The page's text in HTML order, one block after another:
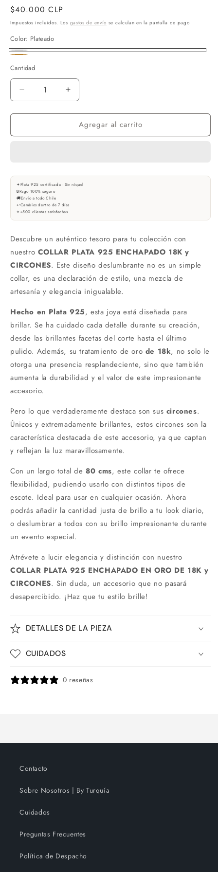
Precio
habitual
$40.000 CLP
Impuestos incluidos. Los gastos de envío se calculan en la pantalla de pago.
Color: Plateado
Plateado
Cantidad
Reducir
cantidad
para
BERGAMA
Aumentar
cantidad
para
COLLAR
BERGAMA
Agregar al carrito
✦Plata 925 certificada · Sin níquel
🔒Pago 100% seguro
🚚Envío a todo Chile
↩Cambios dentro de 7 días
⭐+500 clientas satisfechas
Descubre un auténtico tesoro para tu colección con
nuestro COLLAR PLATA 925 ENCHAPADO 18K y
CIRCONES. Este diseño deslumbrante no es un simple
collar, es una declaración de estilo, una mezcla de
artesanía y elegancia inigualable.
Hecho en Plata 925, esta joya está diseñada para
brillar. Se ha cuidado cada detalle durante su creación,
desde las brillantes facetas del corte hasta el último
pulido. Además, su tratamiento de oro de 18k, no solo le
otorga una presencia resplandeciente, sino que también
aumenta la durabilidad y el valor de este impresionante
accesorio.
Pero lo que verdaderamente destaca son sus circones.
Únicos y extremadamente brillantes, estos circones son la
característica destacada de este accesorio, ya que captan
y reflejan la luz maravillosamente.
Con un largo total de80 cms, este collar te ofrece
flexibilidad, pudiendo usarlo con distintos tipos de
escote. Ideal para usar en cualquier ocasión. Ahora
podrás añadir la cantidad justa de brillo a tu look diario,
o deslumbrar a todos con su brillo impresionante durante
un evento especial.
Atrévete a lucir elegancia y distinción con nuestro
COLLAR PLATA 925 ENCHAPADO EN ORO DE 18K y
CIRCONES. Sin duda, un accesorio que no pasará
desapercibido. ¡Haz que tu estilo brille!
DETALLES DE LA PIEZA
CUIDADOS
0 reseñas
Contacto
Sobre Nosotros | By Turquía
Cuidados
Preguntas Frecuentes
Política de Despacho